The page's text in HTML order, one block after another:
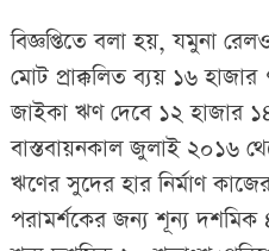
বিজ্ঞপ্তিতে বলা হয়, যমুনা
মোট প্রাক্কলিত ব্যয় ১৬
জাইকা ঋণ দেবে ১২ হাজার
বাস্তবায়নকাল জুলাই ২০১৬
ঋণের সুদের হার নির্মাণ
পরামর্শকের জন্য শূন্য